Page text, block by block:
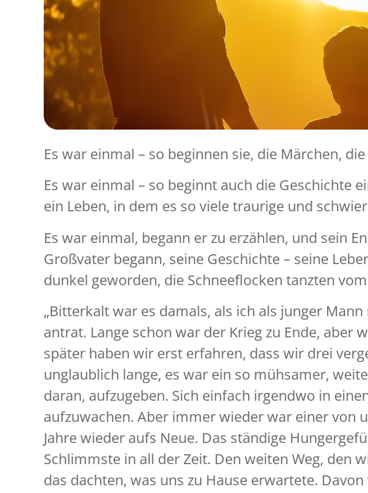
Es war einmal – so beginnen sie, die Märchen,
Es war einmal – so beginnt auch die Geschichte
ein Leben, in dem es so viele traurige und
Es war einmal, begann er zu erzählen, und sein
Großvater begann, seine Geschichte – seine
dunkel geworden, die Schneeflocken tanzten
„Bitterkalt war es damals, als ich als junger
antrat. Lange schon war der Krieg zu Ende,
später haben wir erst erfahren, dass wir drei
unglaublich lange, es war ein so mühsamer,
daran, aufzugeben. Sich einfach irgendwo in
aufzuwachen. Aber immer wieder war einer von
Jahre wieder aufs Neue. Das ständige
Schlimmste in all der Zeit. Den weiten Weg, den
das dachten, was uns zu Hause erwartete.